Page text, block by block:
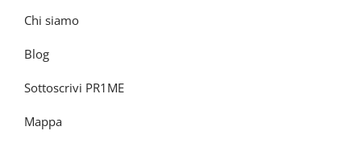
Chi siamo
Blog
Sottoscrivi PR1ME
Mappa